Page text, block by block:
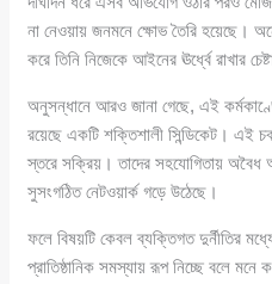
না নেওয়ায় জনমনে ক্ষোভ তৈরি হয়েছে।
করে তিনি নিজেকে আইনের ঊর্ধ্বে রাখার
অনুসন্ধানে আরও জানা গেছে, এই
রয়েছে একটি শক্তিশালী সিন্ডিকেট। এই
স্তরে সক্রিয়। তাদের সহযোগিতায় অবৈধ
সুসংগঠিত নেটওয়ার্ক গড়ে উঠেছে।
ফলে বিষয়টি কেবল ব্যক্তিগত দুর্নীতির
প্রাতিষ্ঠানিক সমস্যায় রূপ নিচ্ছে বলে